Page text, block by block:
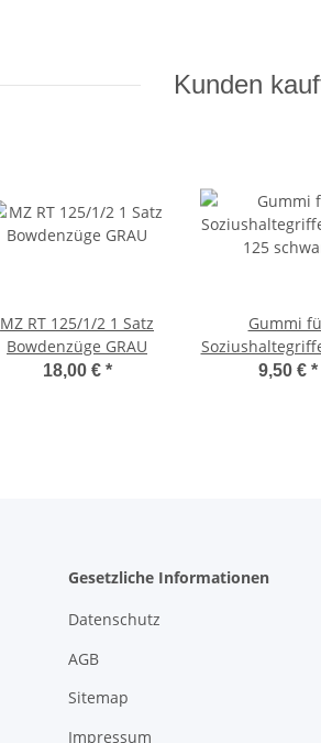
Kunden
MZ RT 125/1/2 1 Satz
Bowdenzüge GRAU
18,00 € *
Gummi
Soziushaltegriffe
125
9,50 € *
Gesetzliche Informationen
Datenschutz
AGB
Sitemap
Impressum